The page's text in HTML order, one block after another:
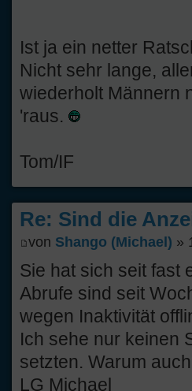
Ist ja ein netter
Nicht sehr lange,
wiederholt Männern
'raus.
Tom/IF
Re: Sind die
von Shango (Michael) »
Sie hat sich seit fast
Abrufe sind seit
wegen Inaktivität
Ich sehe nur keinen
setzten. Warum
LG Michael